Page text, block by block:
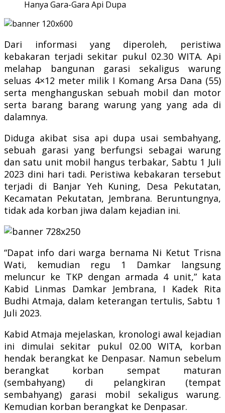
Hanya Gara-Gara Api Dupa
Dari informasi yang diperoleh, peristiwa
kebakaran terjadi sekitar pukul 02.30 WITA. Api
melahap bangunan garasi sekaligus warung
seluas 4×12 meter milik I Komang Arsa Dana (55)
serta menghanguskan sebuah mobil dan motor
serta barang barang warung yang yang ada di
dalamnya.
Diduga akibat sisa api dupa usai sembahyang,
sebuah garasi yang berfungsi sebagai warung
dan satu unit mobil hangus terbakar, Sabtu 1 Juli
2023 dini hari tadi. Peristiwa kebakaran tersebut
terjadi di Banjar Yeh Kuning, Desa Pekutatan,
Kecamatan Pekutatan, Jembrana. Beruntungnya,
tidak ada korban jiwa dalam kejadian ini.
“Dapat info dari warga bernama Ni Ketut Trisna
Wati, kemudian regu 1 Damkar langsung
meluncur ke TKP dengan armada 4 unit,” kata
Kabid Linmas Damkar Jembrana, I Kadek Rita
Budhi Atmaja, dalam keterangan tertulis, Sabtu 1
Juli 2023.
Kabid Atmaja mejelaskan, kronologi awal kejadian
ini dimulai sekitar pukul 02.00 WITA, korban
hendak berangkat ke Denpasar. Namun sebelum
berangkat korban sempat maturan
(sembahyang) di pelangkiran (tempat
sembahyang) garasi mobil sekaligus warung.
Kemudian korban berangkat ke Denpasar.